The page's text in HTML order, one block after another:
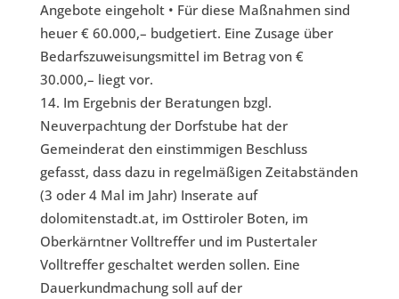
Angebote eingeholt • Für diese Maßnahmen sind
heuer € 60.000,– budgetiert. Eine Zusage über
Bedarfszuweisungsmittel im Betrag von €
30.000,– liegt vor.
Im Ergebnis der Beratungen bzgl.
Neuverpachtung der Dorfstube hat der
Gemeinderat den einstimmigen Beschluss
gefasst, dass dazu in regelmäßigen Zeitabständen
(3 oder 4 Mal im Jahr) Inserate auf
dolomitenstadt.at, im Osttiroler Boten, im
Oberkärntner Volltreffer und im Pustertaler
Volltreffer geschaltet werden sollen. Eine
Dauerkundmachung soll auf der